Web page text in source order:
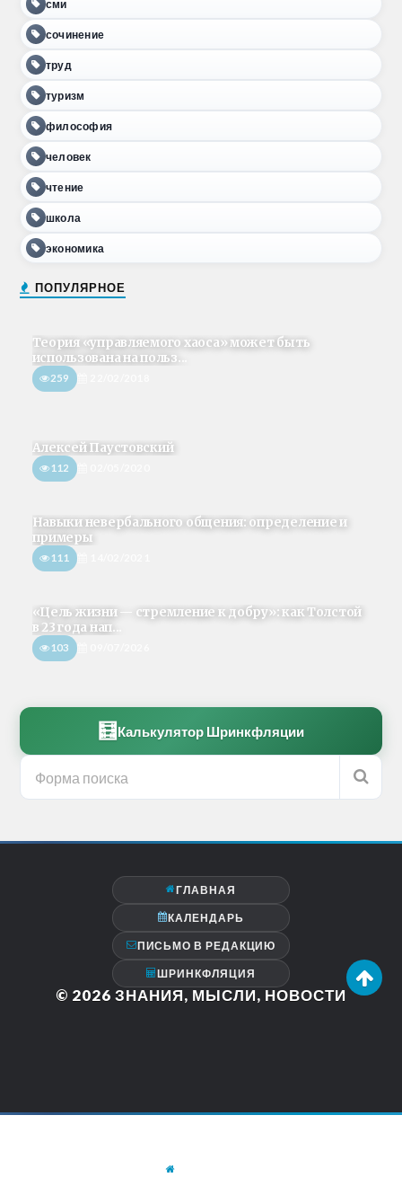
сми
сочинение
труд
туризм
философия
человек
чтение
школа
экономика
ПОПУЛЯРНОЕ
Теория «управляемого хаоса» может быть
использована на польз...
259
Алексей Паустовский
112
Навыки невербального общения: определение и
примеры
111
«Цель жизни — стремление к добру»: как Толстой
в 23 года нап...
103
🧮 Калькулятор Шринкфляции
ГЛАВНАЯ
КАЛЕНДАРЬ
ПИСЬМО В РЕДАКЦИЮ
ШРИНКФЛЯЦИЯ
© 2026 ЗНАНИЯ, МЫСЛИ, НОВОСТИ